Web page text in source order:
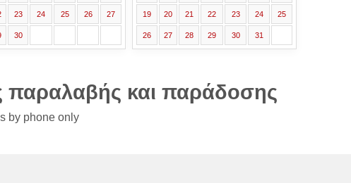
23 24 25 26 27
30
19 20 21 22 23 24 25
26 27 28 29 30 31
παραλαβής και παράδοσης
by phone only